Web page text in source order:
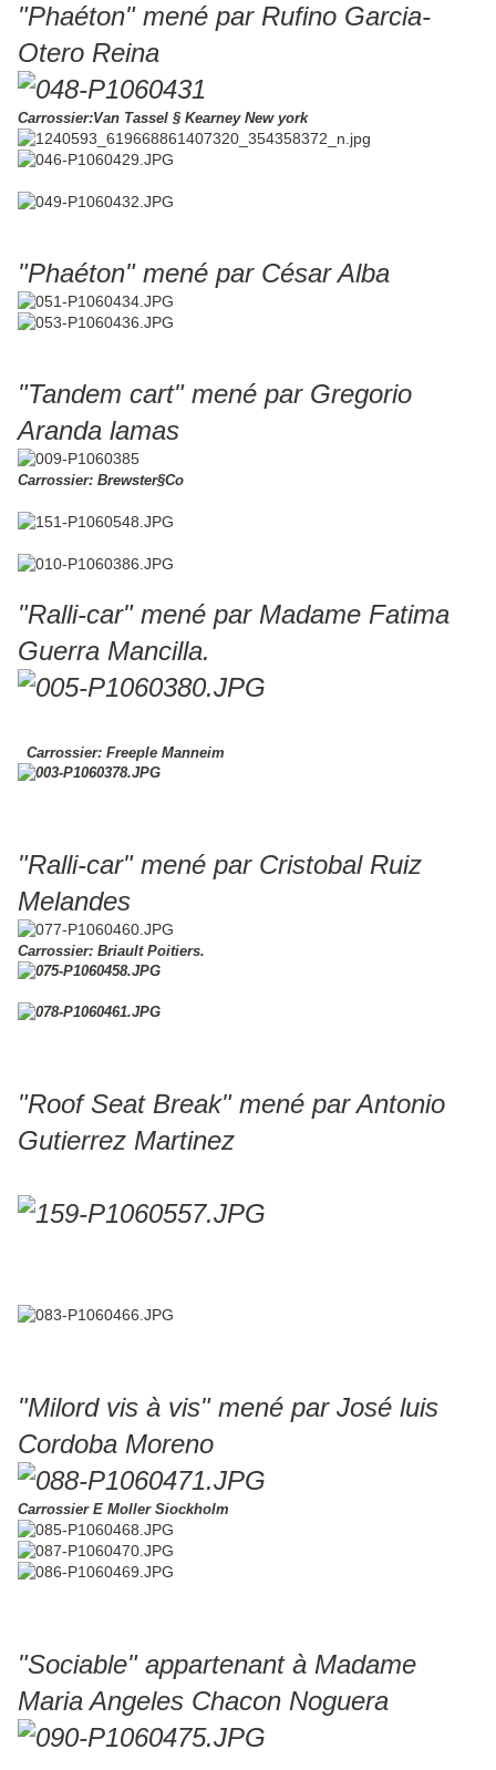
"Phaéton" mené par Rufino Garcia-
Otero Reina
Carrossier:Van Tassel § Kearney New york
"Phaéton" mené par César Alba
"Tandem cart" mené par Gregorio
Aranda lamas
Carrossier: Brewster§Co
"Ralli-car" mené par Madame Fatima
Guerra Mancilla.
Carrossier: Freeple Manneim
"Ralli-car" mené par Cristobal Ruiz
Melandes
Carrossier: Briault Poitiers.
"Roof Seat Break" mené par Antonio
Gutierrez Martinez
"Milord vis à vis" mené par José luis
Cordoba Moreno
Carrossier E Moller Siockholm
"Sociable" appartenant à Madame
Maria Angeles Chacon Noguera